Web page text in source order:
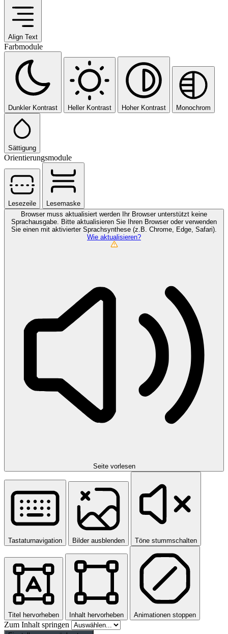
Align Text
Farbmodule
Dunkler Kontrast Heller Kontrast Hoher Kontrast Monochrom
Sättigung
Orientierungsmodule
Lesezeile
Lesemaske
Browser muss aktualisiert werden
Ihr Browser unterstützt keine
Sprachausgabe. Bitte aktualisieren Sie Ihren Browser oder verwenden
Sie einen mit aktivierter Sprachsynthese (z.B. Chrome, Edge, Safari).
Wie aktualisieren?
Seite vorlesen
Tastaturnavigation Bilder ausblenden Töne stummschalten
Titel hervorheben Inhalt hervorheben Animationen stoppen
Zum Inhalt springen